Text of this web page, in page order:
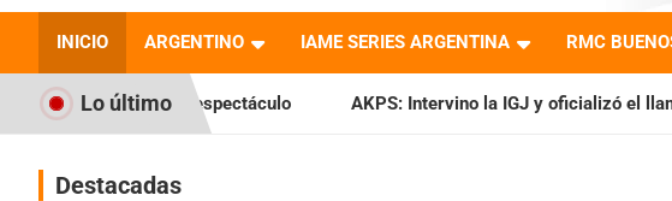
Revista Electrónica del
Karting en Argentina
INICIO ARGENTINO IAME SERIES ARGENTINA RMC
Lo últimoAKPS: Intervino la IGJ y oficializó el llamado a Asamblea
Destacadas